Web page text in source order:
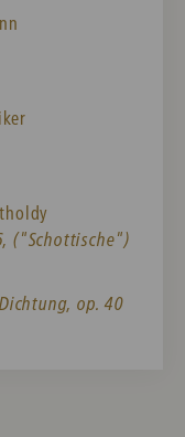
("Schottische")
op. 40